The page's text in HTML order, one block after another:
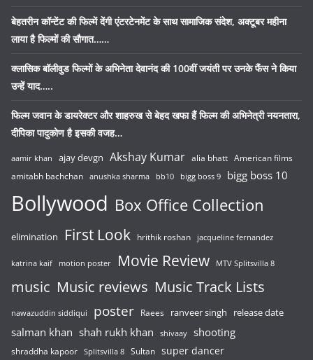
बेहतरीन कॉन्टेंट की फिल्में देंगी एंटरटेनमेंट के साथ सामाजिक संदेश, अक्टूबर महीना
लाया है फिल्मों की सौगात……
क्लासिक बॉलीवुड फिल्मों के अभिनेता देवानंद की 100वीं जयंती पर उनके फैंस ने किया
उन्हें याद…..
फिल्म जवान के डायरेक्टर और शाहरुख से बेहद खफा हैं फिल्म की अभिनेत्री नयनतारा,
दीपिका पादुकोण है इसकी वजह…
aamir khan ajay devgn Akshay Kumar alia bhatt American films
amitabh bachchan anushka sharma bb10 bigg boss 9 bigg boss 10
Bollywood Box Office Collection
elimination First Look hrithik roshan jacqueline fernandez
katrina kaif motion poster Movie Review MTV Splitsvilla 8
music Music reviews Music Track Lists
nawazuddin siddiqui poster Raees ranveer singh release date
salman khan shah rukh khan shivaay shooting
shraddha kapoor Splitsvilla 8 Sultan super dancer